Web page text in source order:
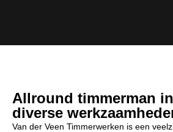
Allround timmerman
diverse
Van der Veen Timmerwerken is een